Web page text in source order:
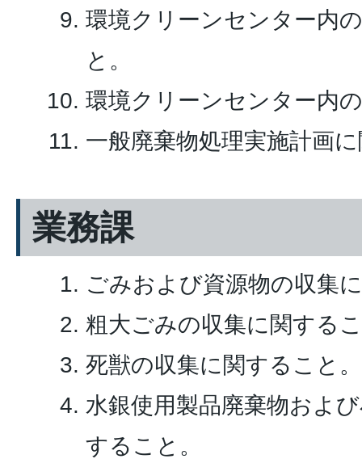
環境クリーンセンター内
と。
環境クリーンセンター内
一般廃棄物処理実施計画
業務課
ごみおよび資源物の収集
粗大ごみの収集に関する
死獣の収集に関すること。
水銀使用製品廃棄物およ
すること。